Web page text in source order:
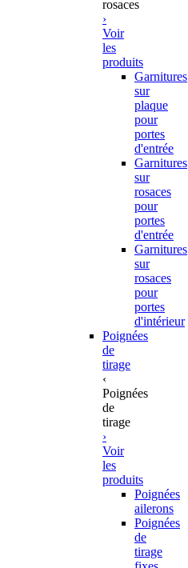
rosaces
›
Voir
les
produits
Garnitures
sur
plaque
pour
portes
d'entrée
Garnitures
sur
rosaces
pour
portes
d'entrée
Garnitures
sur
rosaces
pour
portes
d'intérieur
Poignées
de
tirage
‹
Poignées
de
tirage
›
Voir
les
produits
Poignées
ailerons
Poignées
de
tirage